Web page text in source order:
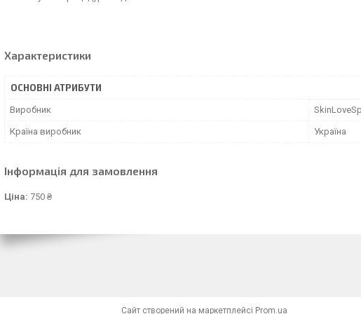
Характеристики
ОСНОВНІ АТРИБУТИ
Виробник
Країна виробник Україна
Інформація для замовлення
Ціна: 750 ₴
Сайт створений на маркетплейсі Prom.ua